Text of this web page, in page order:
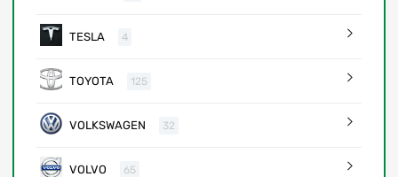
TESLA 4
TOYOTA 125
VOLKSWAGEN 32
VOLVO 65